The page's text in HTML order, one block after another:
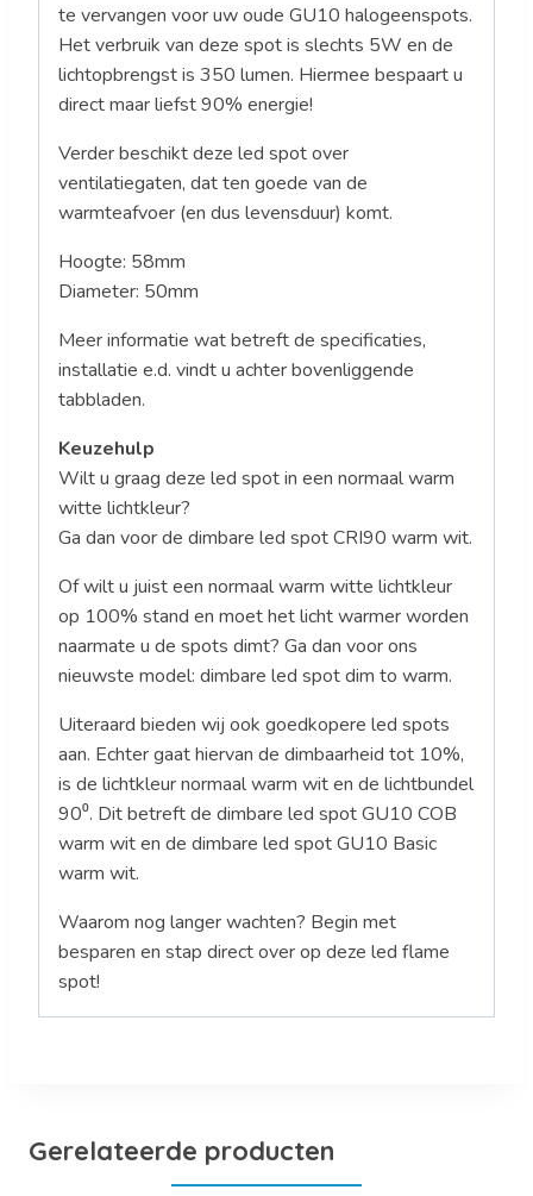
te vervangen voor uw oude GU10 halogeenspots.
Het verbruik van deze spot is slechts 5W en de
lichtopbrengst is 350 lumen. Hiermee bespaart u
direct maar liefst 90% energie!
Verder beschikt deze led spot over
ventilatiegaten, dat ten goede van de
warmteafvoer (en dus levensduur) komt.
Hoogte: 58mm
Diameter: 50mm
Meer informatie wat betreft de specificaties,
installatie e.d. vindt u achter bovenliggende
tabbladen.
Keuzehulp
Wilt u graag deze led spot in een normaal warm
witte lichtkleur?
Ga dan voor de dimbare led spot CRI90 warm wit.
Of wilt u juist een normaal warm witte lichtkleur
op 100% stand en moet het licht warmer worden
naarmate u de spots dimt? Ga dan voor ons
nieuwste model: dimbare led spot dim to warm.
Uiteraard bieden wij ook goedkopere led spots
aan. Echter gaat hiervan de dimbaarheid tot 10%,
is de lichtkleur normaal warm wit en de lichtbundel
90⁰. Dit betreft de dimbare led spot GU10 COB
warm wit en de dimbare led spot GU10 Basic
warm wit.
Waarom nog langer wachten? Begin met
besparen en stap direct over op deze led flame
spot!
Gerelateerde producten